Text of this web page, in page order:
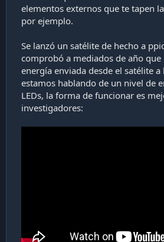
informarme bien, es un proyecto que
y pruebas.
elementos externos que te tapen
por ejemplo.
Se lanzó un satélite de hecho a
comprobó a mediados de año
energía enviada desde el satélite
estamos hablando de un nivel de
LEDs, la forma de funcionar es
investigadores: